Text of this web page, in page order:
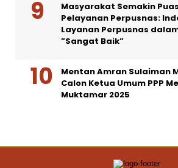
Masyarakat Semakin
Pelayanan Perpusnas:
Layanan Perpusnas
”Sangat Baik”
Mentan Amran Sulaiman
Calon Ketua Umum PPP
Muktamar 2025